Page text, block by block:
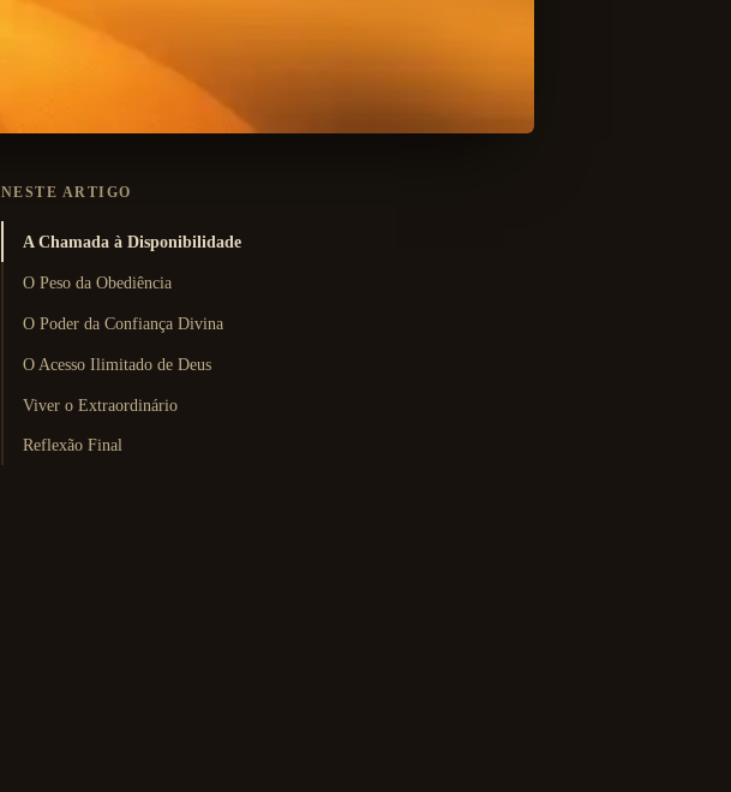
NESTE ARTIGO
A Chamada à Disponibilidade
O Peso da Obediência
O Poder da Confiança Divina
O Acesso Ilimitado de Deus
Viver o Extraordinário
Reflexão Final